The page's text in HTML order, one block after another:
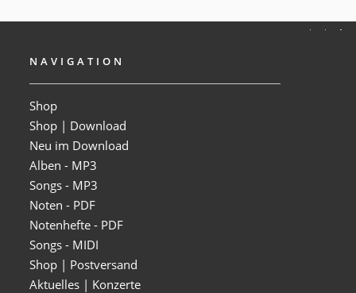
NAVIGATION
Shop
Shop | Download
Neu im Download
Alben - MP3
Songs - MP3
Noten - PDF
Notenhefte - PDF
Songs - MIDI
Shop | Postversand
Aktuelles | Konzerte